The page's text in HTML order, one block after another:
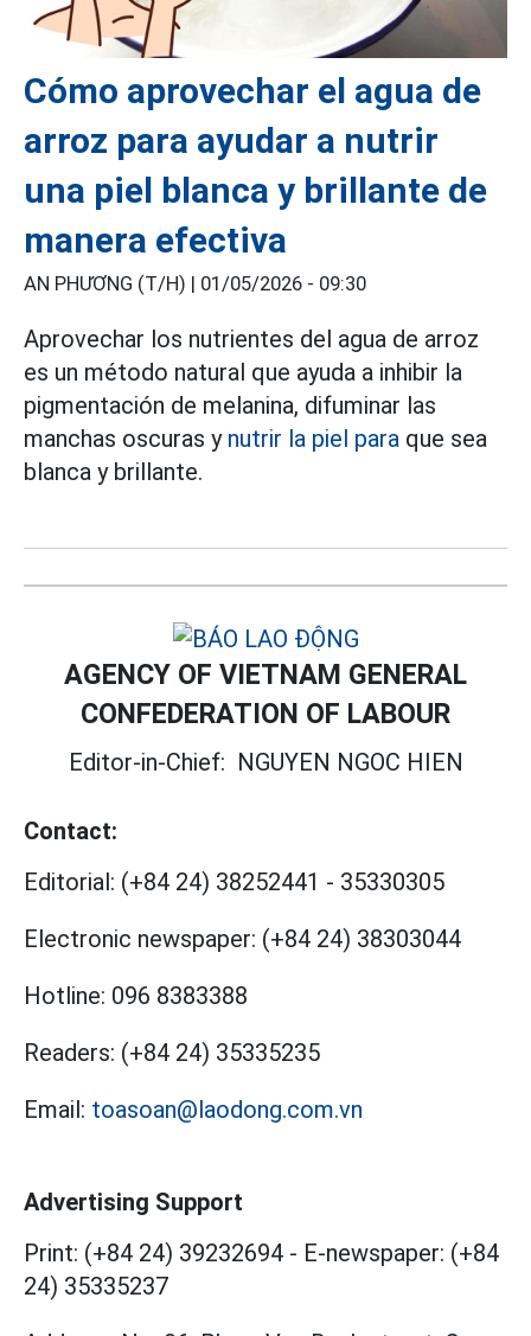
Cómo aprovechar el agua de
arroz para ayudar a nutrir
una piel blanca y brillante de
manera efectiva
AN PHƯƠNG (T/H) | 01/05/2026 - 09:30
Aprovechar los nutrientes del agua de arroz
es un método natural que ayuda a inhibir la
pigmentación de melanina, difuminar las
manchas oscuras y nutrir la piel para que sea
blanca y brillante.
AGENCY OF VIETNAM GENERAL
CONFEDERATION OF LABOUR
Editor-in-Chief: NGUYEN NGOC HIEN
Contact:
Editorial: (+84 24) 38252441 - 35330305
Electronic newspaper: (+84 24) 38303044
Hotline: 096 8383388
Readers: (+84 24) 35335235
Email: toasoan@laodong.com.vn
Advertising Support
Print: (+84 24) 39232694 - E-newspaper: (+84
24) 35335237